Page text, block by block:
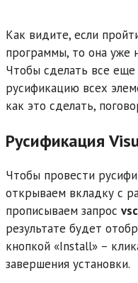
Как видите, если
программы, то она уже
Чтобы сделать все
русификацию всех
как это сделать,
Русификация
Чтобы провести
открываем вкладку с
прописываем запрос
результате будет
кнопкой «Install» –
завершения установки.